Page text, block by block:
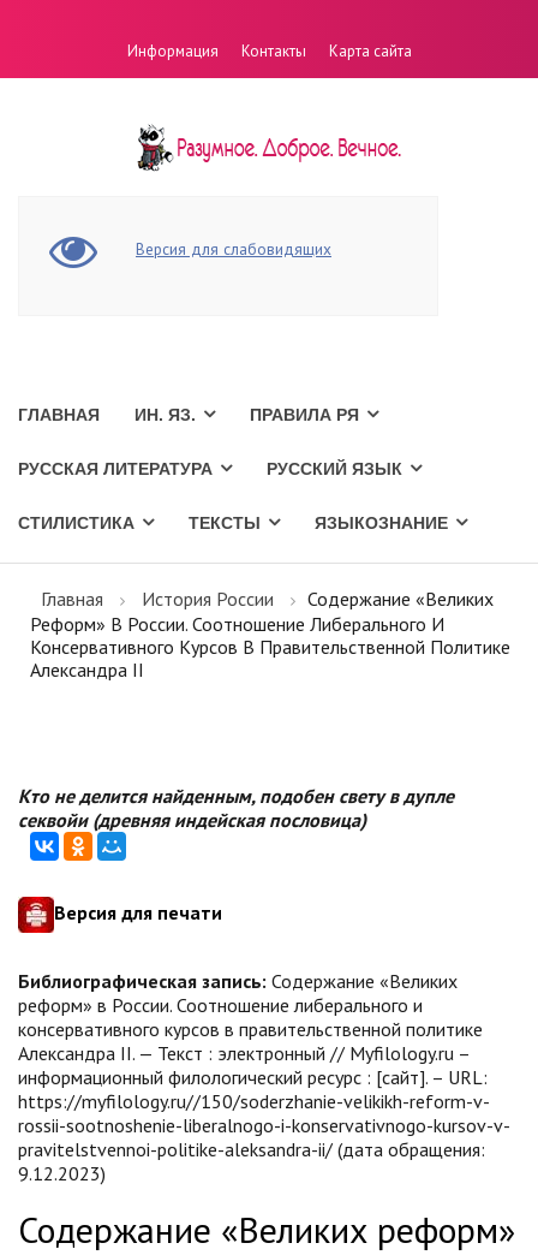
Информация Контакты Карта сайта
Версия для слабовидящих
ГЛАВНАЯ ИН. ЯЗ. ПРАВИЛА РЯ
РУССКАЯ ЛИТЕРАТУРА РУССКИЙ ЯЗЫК
СТИЛИСТИКА ТЕКСТЫ ЯЗЫКОЗНАНИЕ
Главная История России
Содержание «Великих
Реформ» В России. Соотношение Либерального И
Консервативного Курсов В Правительственной Политике
Александра II
Кто не делится найденным, подобен свету в дупле
секвойи (древняя индейская пословица)
Версия для печати
Библиографическая запись: Содержание «Великих
реформ» в России. Соотношение либерального и
консервативного курсов в правительственной политике
Александра II. — Текст : электронный // Myfilology.ru –
информационный филологический ресурс : [сайт]. – URL:
https://myfilology.ru//150/soderzhanie-velikikh-reform-v-
rossii-sootnoshenie-liberalnogo-i-konservativnogo-kursov-v-
pravitelstvennoi-politike-aleksandra-ii/ (дата обращения:
9.12.2023)
Содержание «Великих реформ»